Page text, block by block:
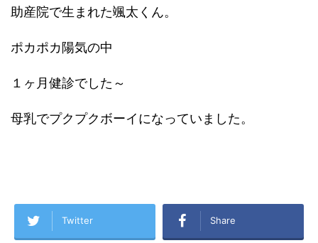
助産院で生まれた颯太くん。
ポカポカ陽気の中
１ヶ月健診でした～
母乳でプクプクボーイになっていました。
Twitter Share